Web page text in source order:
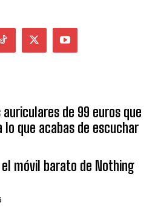
de 99 euros que
lo que acabas de escuchar
móvil barato de Nothing